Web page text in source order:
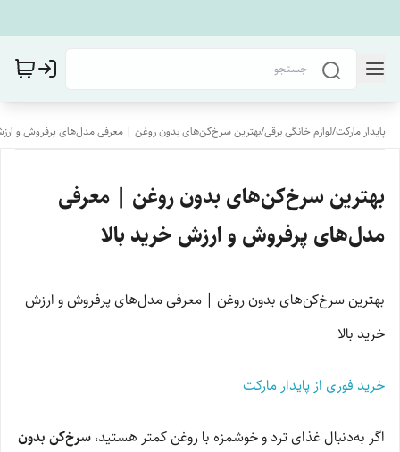
پایدار مارکت/لوازم خانگی برقی/بهترین سرخ‌کن‌های بدون روغن | معرفی مدل‌های پرفروش و
بهترین سرخ‌کن‌های بدون روغن | معرفی
مدل‌های پرفروش و ارزش خرید بالا
بهترین سرخ‌کن‌های بدون روغن | معرفی مدل‌های پرفروش و ارزش
خرید بالا
خرید فوری از پایدار مارکت
اگر به‌دنبال غذای ترد و خوشمزه با روغن کمتر هستید، سرخ‌کن بدون